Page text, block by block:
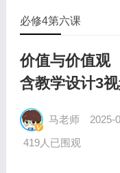
必修4第六课
价值与价值观
含教学设计3视
马老师 2025-
419人已围观